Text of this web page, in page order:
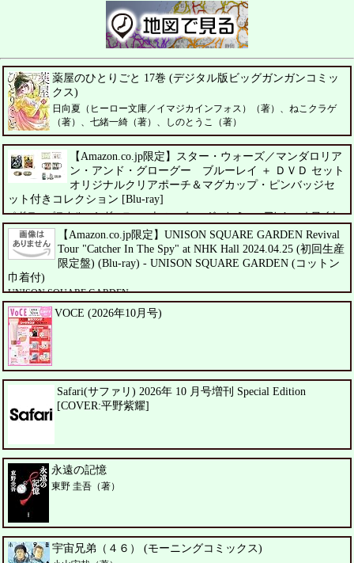
薬屋のひとりごと 17巻 (デジタル版ビッグガンガンコミッ
クス)
日向夏（ヒーロー文庫／イマジカインフォス）（著）、ねこクラゲ
（著）、七緒一綺（著）、しのとうこ（著）
【Amazon.co.jp限定】スター・ウォーズ／マンダロリア
ン・アンド・グローグー ブルーレイ ＋ ＤＶＤ セット
オリジナルクリアポーチ＆マグカップ・ピンバッジセ
ット付きコレクション [Blu-ray]
ペドロ・パスカル、シガーニー・ウィーバー、ジェレミー・アレン・ホワイト
【Amazon.co.jp限定】UNISON SQUARE GARDEN Revival
Tour "Catcher In The Spy" at NHK Hall 2024.04.25 (初回生産
限定盤) (Blu-ray) - UNISON SQUARE GARDEN (コットン
巾着付)
UNISON SQUARE GARDEN
VOCE (2026年10月号)
Safari(サファリ) 2026年 10 月号増刊 Special Edition
[COVER:平野紫耀]
永遠の記憶
東野 圭吾（著）
宇宙兄弟（４６） (モーニングコミックス)